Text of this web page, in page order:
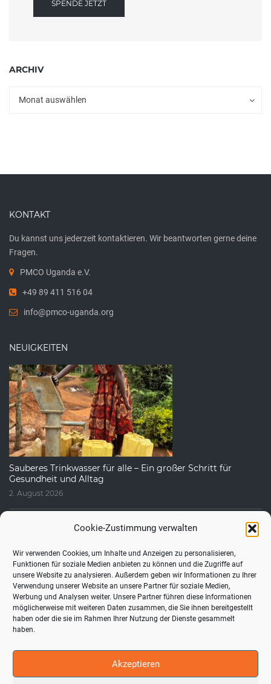
Cookie-Zustimmung verwalten
Wir verwenden Cookies, um Inhalte und Anzeigen zu personalisieren,
Funktionen für soziale Medien anbieten zu können und die Zugriffe auf
unsere Website zu analysieren. Außerdem geben wir Informationen zu Ihrer
Verwendung unserer Website an unsere Partner für soziale Medien,
Werbung und Analysen weiter. Unsere Partner führen diese Informationen
möglicherweise mit weiteren Daten zusammen, die Sie ihnen bereitgestellt
haben oder die sie im Rahmen Ihrer Nutzung der Dienste gesammelt
haben.
Akzeptieren
SPENDE JETZT
ARCHIV
Monat auswählen
KONTAKT
Du kannst uns jederzeit kontaktieren. Wir beantworten gerne deine
Fragen.
PMCO Uganda e.V.
+49 89 411 516 04
info@pmco-uganda.org
NEUIGKEITEN
Sauberes Trinkwasser für alle – Ein großer Schritt für
Gesundheit und Alltag
2. August 2026
Fragen, die uns häufig gestellt werden